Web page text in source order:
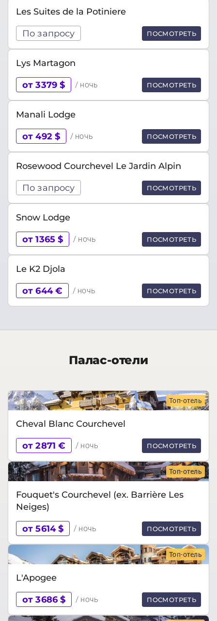
Les Suites de la Potiniere
По запросу ПОСМОТРЕТЬ
Lys Martagon
от 3379 $ / ночь ПОСМОТРЕТЬ
Manali Lodge
от 492 $ / ночь ПОСМОТРЕТЬ
Rosewood Courchevel Le Jardin Alpin
По запросу ПОСМОТРЕТЬ
Snow Lodge
от 1365 $ / ночь ПОСМОТРЕТЬ
Le K2 Djola
от 644 € / ночь ПОСМОТРЕТЬ
Палас-отели
Топ-отель
Cheval Blanc Courchevel
от 2871 € / ночь ПОСМОТРЕТЬ
Топ-отель
Fouquet's Courchevel (ex. Barrière Les
Neiges)
от 5614 $ / ночь ПОСМОТРЕТЬ
Топ-отель
L'Apogee
от 3686 $ / ночь ПОСМОТРЕТЬ